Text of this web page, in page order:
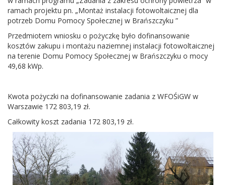
ramach projektu pn. „Montaż instalacji fotowoltaicznej dla
potrzeb Domu Pomocy Społecznej w Brańszczyku ”
Przedmiotem wniosku o pożyczkę było dofinansowanie
kosztów zakupu i montażu naziemnej instalacji fotowoltaicznej
na terenie Domu Pomocy Społecznej w Brańszczyku o mocy
49,68 kWp.
Kwota pożyczki na dofinansowanie zadania z WFOŚiGW w
Warszawie 172 803,19 zł.
Całkowity koszt zadania 172 803,19 zł.